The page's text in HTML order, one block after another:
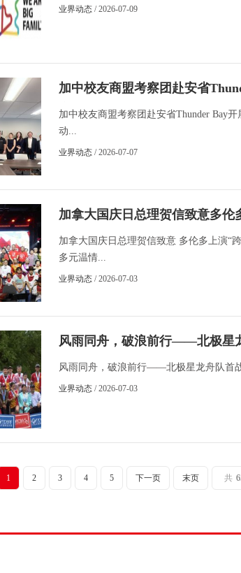
业界动态 / 2026-07-09
加中校友商盟考察团赴安省
察
加中校友商盟考察团赴安省Thunder Bay
动...
业界动态 / 2026-07-07
加拿大国庆日总理贺信致意多伦
温情
加拿大国庆日总理贺信致意 多伦多上演“
多元温情...
业界动态 / 2026-07-03
风雨同舟，破浪前行——北极星
风雨同舟，破浪前行——北极星龙舟队首
业界动态 / 2026-07-03
1 2 3 4 5 下一页 末页 共